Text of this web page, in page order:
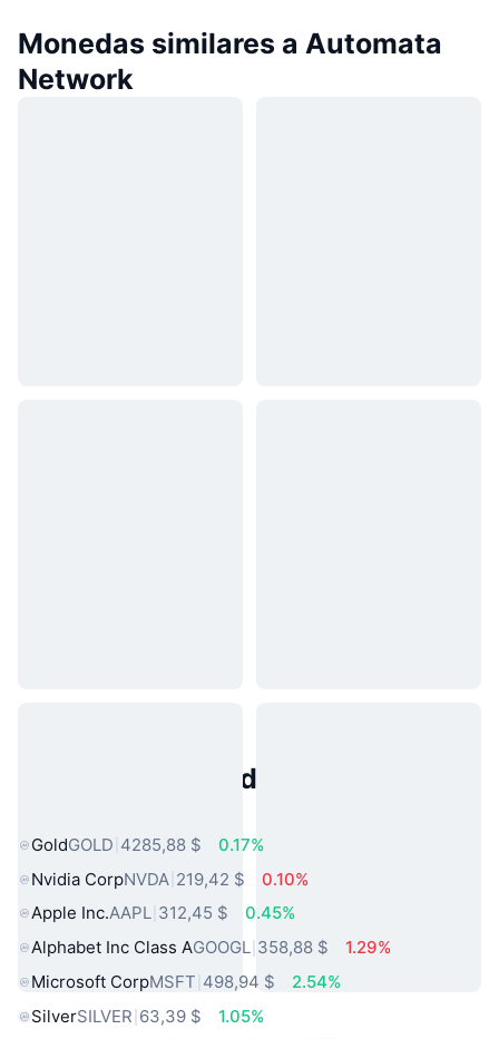
Monedas similares a Automata
Network
Activos del Mundo Real
GoldGOLD 4285,88 $
0.17%
Nvidia CorpNVDA 219,42 $
0.10%
Apple Inc.AAPL 312,45 $
0.45%
Alphabet Inc Class AGOOGL 358,88 $
1.29%
Microsoft CorpMSFT 498,94 $
2.54%
SilverSILVER 63,39 $
1.05%